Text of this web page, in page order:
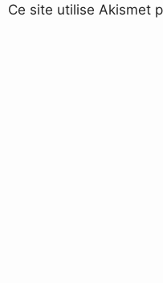
Ce site utilise Akismet